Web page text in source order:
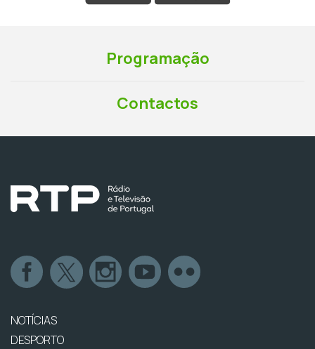
Programação
Contactos
NOTÍCIAS
DESPORTO